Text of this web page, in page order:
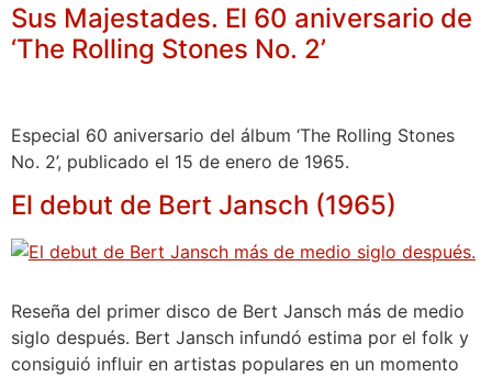
Sus Majestades. El 60 aniversario de
‘The Rolling Stones No. 2’
Especial 60 aniversario del álbum ‘The Rolling Stones
No. 2’, publicado el 15 de enero de 1965.
El debut de Bert Jansch (1965)
Reseña del primer disco de Bert Jansch más de medio
siglo después. Bert Jansch infundó estima por el folk y
consiguió influir en artistas populares en un momento